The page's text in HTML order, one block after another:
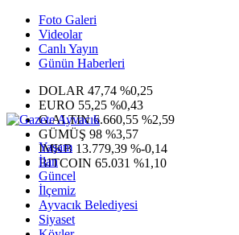
Foto Galeri
Videolar
Canlı Yayın
Günün Haberleri
DOLAR 47,74 %0,25
EURO 55,25 %0,43
G.ALTIN6.660,55 %2,59
GÜMÜŞ 98 %3,57
IMKB 13.779,39 %-0,14
BITCOIN 65.031 %1,10
Yaşam
İlan
Güncel
İlçemiz
Ayvacık Belediyesi
Siyaset